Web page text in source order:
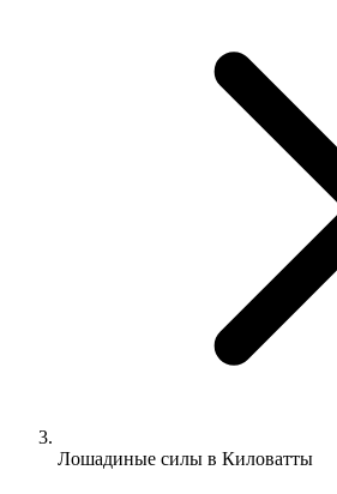
Лошадиные силы в Киловатты